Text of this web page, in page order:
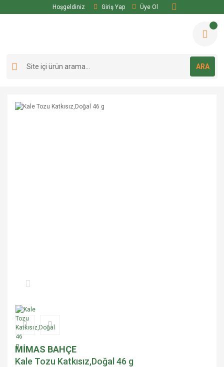
Hoşgeldiniz Giriş Yap Üye Ol
ARA
MİMAS BAHÇE
Kale Tozu Katkısız,Doğal 46 g